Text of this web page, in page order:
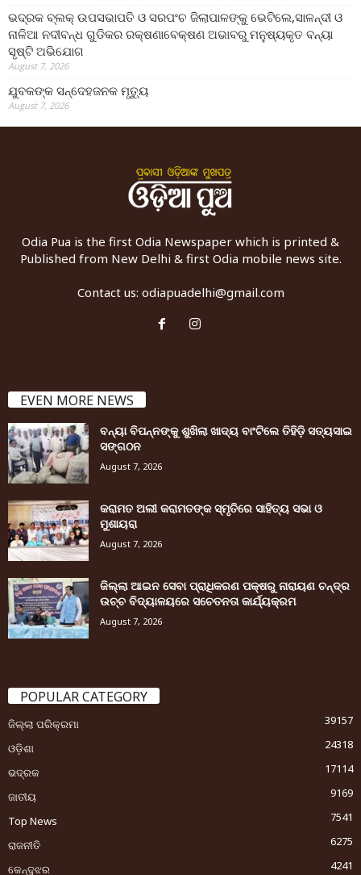
ଭଦ୍ରକ ବ୍ଲକ୍ ଉପସଭାପତି ଓ ସରପଂଚ ଜିଲାପାଳଙ୍କୁ ଭେଟିଲେ,ସାଳନ୍ଦୀ ଓ
ନାଳିଆ ନଦୀବନ୍ଧ ଗୁଡିକର ରକ୍ଷଣାବେକ୍ଷଣ ଅଭାବରୁ ମନୁଷ୍ୟକୃତ ବନ୍ୟା
ସୃଷ୍ଟି ଅଭିଯୋଗ
August 7, 2026
ଯୁବକଙ୍କ ସନ୍ଦେହଜନକ ମୃତ୍ୟୁ
August 7, 2026
Odia Pua is the first Odia Newspaper which is printed &
Published from New Delhi & first Odia mobile news site.
Contact us: odiapuadelhi@gmail.com
EVEN MORE NEWS
ବନ୍ୟା ବିପନ୍ନଙ୍କୁ ଶୁଖିଲା ଖାଦ୍ୟ ବାଂଟିଲେ ତିହିଡି଼ ସତ୍ୟସାଇ
ସଙ୍ଗଠନ
August 7, 2026
କରାମତ ଅଲୀ କରାମତଙ୍କ ସ୍ମୃତିରେ ସାହିତ୍ୟ ସଭା ଓ
ମୁଶାୟରା
August 7, 2026
ଜିଲ୍ଲା ଆଇନ ସେବା ପ୍ରାଧିକରଣ ପକ୍ଷରୁ ନାରାୟଣ ଚନ୍ଦ୍ର
ଉଚ୍ଚ ବିଦ୍ୟାଳୟରେ ସଚେତନତା କାର୍ଯ୍ୟକ୍ରମ
August 7, 2026
POPULAR CATEGORY
ଜିଲ୍ଲା ପରିକ୍ରମା
39157
ଓଡ଼ିଶା
24318
ଭଦ୍ରକ
17114
ଜାତୀୟ
9169
Top News
7541
ରାଜନୀତି
6275
କେନ୍ଦୁଝର
4241